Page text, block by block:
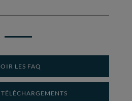
LES FAQ